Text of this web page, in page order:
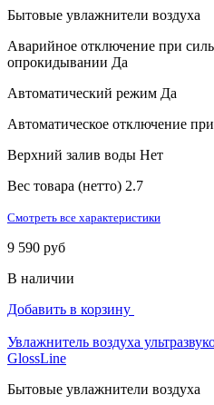
Бытовые увлажнители воздуха
Аварийное отключение при
опрокидывании Да
Автоматический режим Да
Автоматическое отключение
Верхний залив воды Нет
Вес товара (нетто) 2.7
Смотреть все характеристики
9 590 руб
В наличии
Добавить в корзину
Увлажнитель воздуха
GlossLine
Бытовые увлажнители воздуха